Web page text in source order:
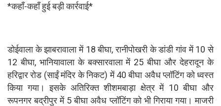
*कहाँ-कहाँ हुई बड़ी कार्रवाई*
डोईवाला के झाबरावाला में 18 बीघा, रानीपोखरी के डांडी गांव में 10 से
12 बीघा, भानियावाला के बक्सारवाला में 25 बीघा और देहरादून के
हरिद्वार रोड (साईं मंदिर के निकट) में 40 बीघा अवैध प्लॉटिंग को ध्वस्त
किया गया। इसके अतिरिक्त शीशमबाड़ा क्षेत्र में 10 बीघा और
रूपनगर बद्रीपुर में 5 बीघा अवैध प्लॉटिंग को भी गिराया गया। माजरी